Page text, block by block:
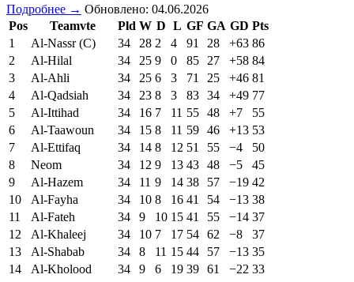
Подробнее → Обновлено: 04.06.2026
Pos
Teamvte Pld W D L GF GA GD Pts
1
Al-Nassr (C) 34 28 2 4 91 28 +63 86
2
Al-Hilal 34 25 9 0 85 27 +58 84
3
Al-Ahli 34 25 6 3 71 25 +46 81
4
Al-Qadsiah 34 23 8 3 83 34 +49 77
5
Al-Ittihad 34 16 7 11 55 48 +7
55
6
Al-Taawoun 34 15 8 11 59 46 +13 53
7
Al-Ettifaq 34 14 8 12 51 55 −4
50
8
Neom 34 12 9 13 43 48 −5
45
9
Al-Hazem 34 11 9 14 38 57 −19 42
10
Al-Fayha 34 10 8 16 41 54 −13 38
11
Al-Fateh 34 9 10 15 41 55 −14 37
12
Al-Khaleej 34 10 7 17 54 62 −8
37
13
Al-Shabab 34 8 11 15 44 57 −13 35
14
Al-Kholood 34 9 6 19 39 61 −22 33